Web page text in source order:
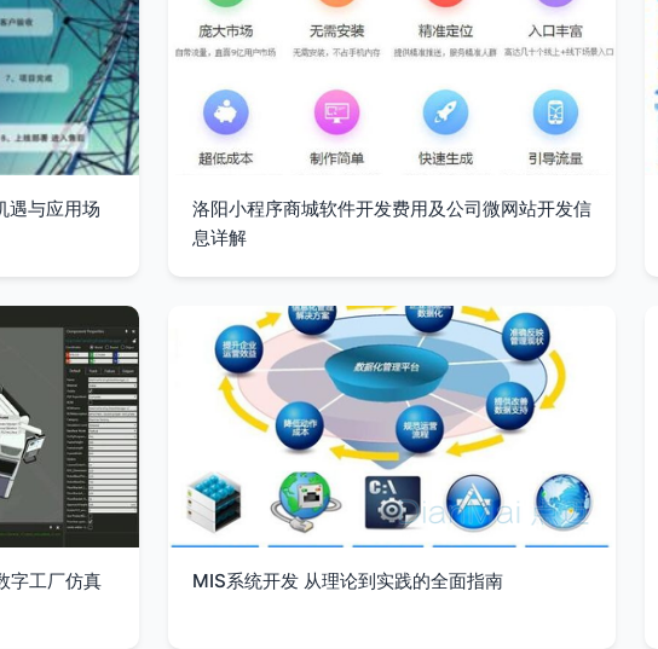
遇与应用场
洛阳小程序商城软件开发费用及公司微网站开发信
息详解
字工厂仿真
MIS系统开发 从理论到实践的全面指南